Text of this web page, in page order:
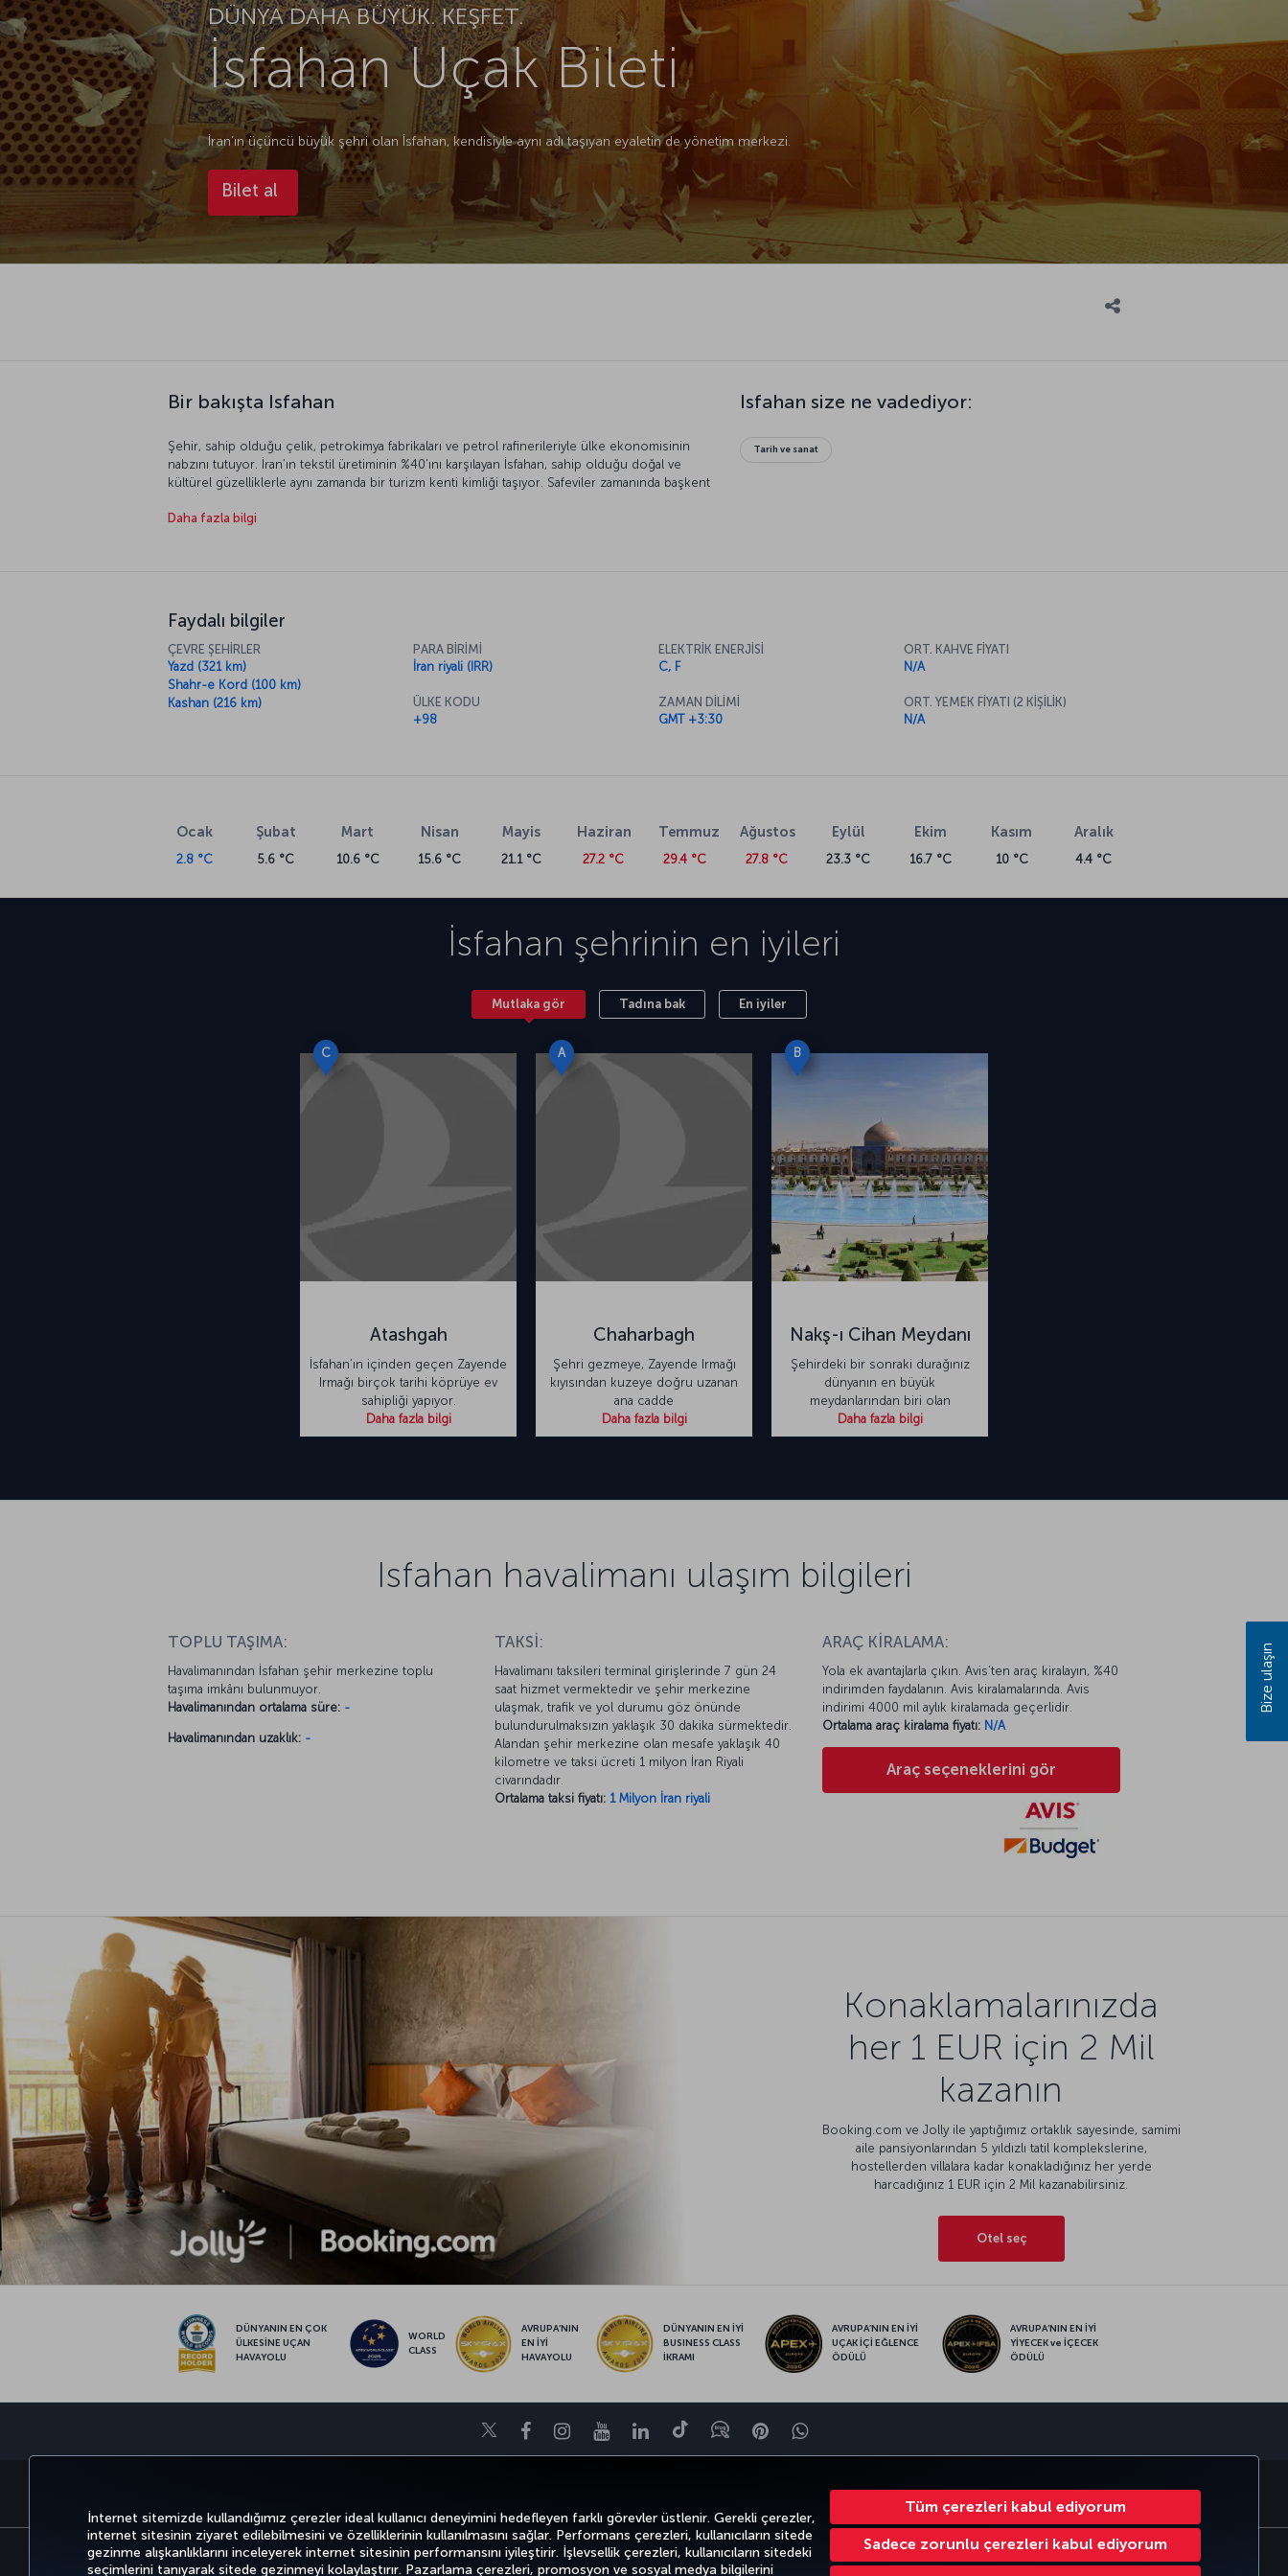
İnternet sitemizde kullandığımız çerezler ideal kullanıcı deneyimini hedefleyen farklı görevler üstlenir. Gerekli çerezler,
internet sitesinin ziyaret edilebilmesini ve özelliklerinin kullanılmasını sağlar. Performans çerezleri, kullanıcıların sitede
gezinme alışkanlıklarını inceleyerek internet sitesinin performansını iyileştirir. İşlevsellik çerezleri, kullanıcıların sitedeki
seçimlerini tanıyarak sitede gezinmeyi kolaylaştırır. Pazarlama çerezleri, promosyon ve sosyal medya bilgilerini
Tüm çerezleri kabul ediyorum
Sadece zorunlu çerezleri kabul ediyorum
DÜNYA DAHA BÜYÜK. KEŞFET.
İsfahan Uçak Bileti
İran’ın üçüncü büyük şehri olan İsfahan, kendisiyle aynı adı taşıyan eyaletin de yönetim merkezi.
Bilet al
Bir bakışta Isfahan
Şehir, sahip olduğu çelik, petrokimya fabrikaları ve petrol rafinerileriyle ülke ekonomisinin
nabzını tutuyor. İran’ın tekstil üretiminin %40’ını karşılayan İsfahan, sahip olduğu doğal ve
kültürel güzelliklerle aynı zamanda bir turizm kenti kimliği taşıyor. Safeviler zamanında başkent
Müslümanların, Hıristiyanların, Yahudi ve Zerdüştlerin bir arada yaşadığı şehri gezerken İran
Daha fazla bilgi
Isfahan size ne vadediyor:
Tarih ve sanat
Faydalı bilgiler
ÇEVRE ŞEHİRLER
Yazd (321 km)
Shahr-e Kord (100 km)
Kashan (216 km)
PARA BİRİMİ
İran riyali (IRR)
ÜLKE KODU
+98
ELEKTRİK ENERJİSİ
C, F
ZAMAN DİLİMİ
GMT +3:30
ORT. KAHVE FİYATI
N/A
ORT. YEMEK FİYATI (2 KİŞİLİK)
N/A
Ocak
2.8 °C
Şubat
5.6 °C
Mart
10.6 °C
Nisan
15.6 °C
Mayis
21.1 °C
Haziran
27.2 °C
Temmuz
29.4 °C
Ağustos
27.8 °C
Eylül
23.3 °C
Ekim
16.7 °C
Kasım
10 °C
Aralık
4.4 °C
İsfahan şehrinin en iyileri
Mutlaka gör Tadına bak En iyiler
C
Atashgah
İsfahan’ın içinden geçen Zayende
Irmağı birçok tarihi köprüye ev
sahipliği yapıyor.
Daha fazla bilgi
A
Chaharbagh
Şehri gezmeye, Zayende Irmağı
kıyısından kuzeye doğru uzanan
ana cadde
Daha fazla bilgi
B
Nakş-ı Cihan Meydanı
Şehirdeki bir sonraki durağınız
dünyanın en büyük
meydanlarından biri olan
Daha fazla bilgi
Isfahan havalimanı ulaşım bilgileri
TOPLU TAŞIMA:
Havalimanından İsfahan şehir merkezine toplu
taşıma imkânı bulunmuyor.
Havalimanından ortalama süre: -
Havalimanından uzaklık: -
TAKSİ:
Havalimanı taksileri terminal girişlerinde 7 gün 24
saat hizmet vermektedir ve şehir merkezine
ulaşmak, trafik ve yol durumu göz önünde
bulundurulmaksızın yaklaşık 30 dakika sürmektedir.
Alandan şehir merkezine olan mesafe yaklaşık 40
kilometre ve taksi ücreti 1 milyon İran Riyali
civarındadır.
Ortalama taksi fiyatı: 1 Milyon İran riyali
ARAÇ KİRALAMA:
Yola ek avantajlarla çıkın. Avis’ten araç kiralayın, %40
indirimden faydalanın. Avis kiralamalarında. Avis
indirimi 4000 mil aylık kiralamada geçerlidir.
Ortalama araç kiralama fiyatı: N/A
Araç seçeneklerini gör
Konaklamalarınızda
her 1 EUR için 2 Mil
kazanın
Booking.com ve Jolly ile yaptığımız ortaklık sayesinde, samimi
aile pansiyonlarından 5 yıldızlı tatil komplekslerine,
hostellerden villalara kadar konakladığınız her yerde
harcadığınız 1 EUR için 2 Mil kazanabilirsiniz.
Otel seç
DÜNYANIN EN ÇOK
ÜLKESİNE UÇAN
HAVAYOLU
WORLD
CLASS
AVRUPA’NIN
EN İYİ
HAVAYOLU
DÜNYANIN EN İYİ
BUSINESS CLASS
İKRAMI
AVRUPA’NIN EN İYİ
UÇAK İÇİ EĞLENCE
ÖDÜLÜ
AVRUPA’NIN EN İYİ
YİYECEK ve İÇECEK
ÖDÜLÜ
TwitterFacebookInstagram
YoutubeLinkedIn
TiktokBlogPinterestWhatsapp
CORPORATE CLUB TÜRK HAVA YOLLARI
Bilgi Toplumu Hizmetleri Erişilebilirlik Gizlilik ve Çerez Politikası Yasal Uyarı Yolcu Hakları
Bize ulaşın